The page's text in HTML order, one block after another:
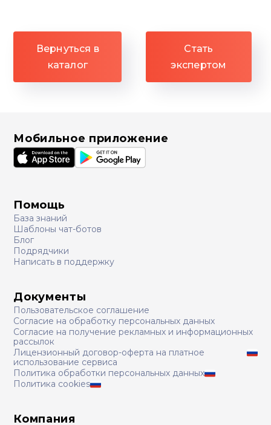
Вернуться в
каталог
Стать
экспертом
Помощь
База знаний
Шаблоны чат-ботов
Блог
Подрядчики
Написать в поддержку
Документы
Пользовательское соглашение
Согласие на обработку персональных данных
Согласие на получение рекламных и информационных
рассылок
Лицензионный договор-оферта на платное
использование сервиса
Политика обработки персональных данных
Политика cookies
Компания
Мобильное приложение